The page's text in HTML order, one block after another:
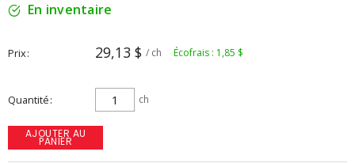
En inventaire
Prix 29,13 $ / ch Écofrais : 1,85 $
Quantité ch
AJOUTER AU
PANIER